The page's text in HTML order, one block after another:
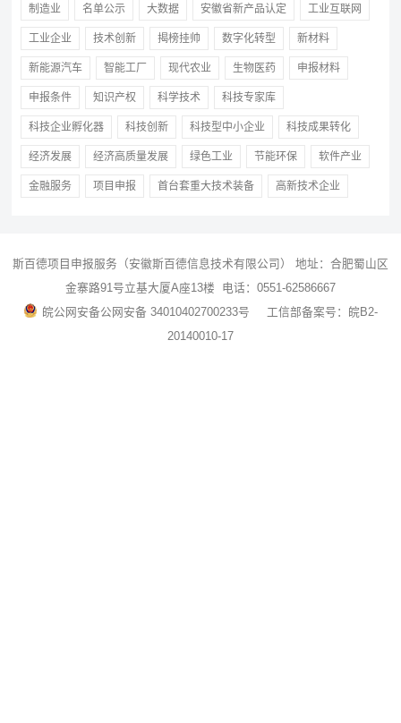
制造业 名单公示 大数据 安徽省新产品认定 工业互联网
工业企业 技术创新 揭榜挂帅 数字化转型 新材料
新能源汽车 智能工厂 现代农业 生物医药 申报材料
申报条件 知识产权 科学技术 科技专家库
科技企业孵化器 科技创新 科技型中小企业 科技成果转化
经济发展 经济高质量发展 绿色工业 节能环保 软件产业
金融服务 项目申报 首台套重大技术装备 高新技术企业
斯百德项目申报服务（安徽斯百德信息技术有限公司） 地址：合肥蜀山区
金寨路91号立基大厦A座13楼 电话：0551-62586667
皖公网安备公网安备 34010402700233号
工信部备案号：皖B2-
20140010-17